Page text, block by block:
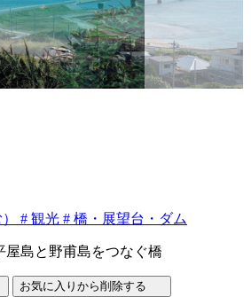
# 観光 # 橋・展望台・ダム
屋島と野甫島をつなぐ橋
お気に入りから削除する